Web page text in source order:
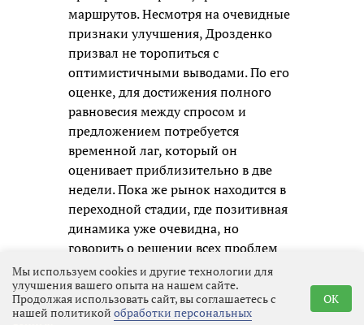
маршрутов. Несмотря на очевидные
признаки улучшения, Дрозденко
призвал не торопиться с
оптимистичными выводами. По его
оценке, для достижения полного
равновесия между спросом и
предложением потребуется
временной лаг, который он
оценивает приблизительно в две
недели. Пока же рынок находится в
переходной стадии, где позитивная
динамика уже очевидна, но
говорить о решении всех проблем
преждевременно.
Мы используем cookies и другие технологии для
улучшения вашего опыта на нашем сайте.
Продолжая использовать сайт, вы соглашаетесь с
нашей политикой обработки персональных
OK